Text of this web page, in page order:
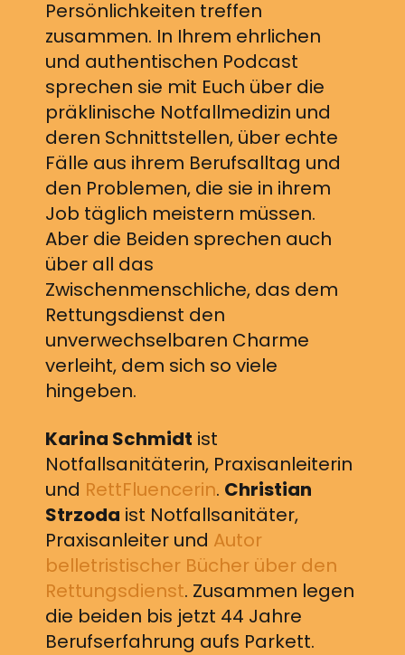
Persönlichkeiten treffen
zusammen. In Ihrem ehrlichen
und authentischen Podcast
sprechen sie mit Euch über die
präklinische Notfallmedizin und
deren Schnittstellen, über echte
Fälle aus ihrem Berufsalltag und
den Problemen, die sie in ihrem
Job täglich meistern müssen.
Aber die Beiden sprechen auch
über all das
Zwischenmenschliche, das dem
Rettungsdienst den
unverwechselbaren Charme
verleiht, dem sich so viele
hingeben.
Karina Schmidt ist
Notfallsanitäterin, Praxisanleiterin
und RettFluencerin. Christian
Strzoda ist Notfallsanitäter,
Praxisanleiter und Autor
belletristischer Bücher über den
Rettungsdienst. Zusammen legen
die beiden bis jetzt 44 Jahre
Berufserfahrung aufs Parkett.